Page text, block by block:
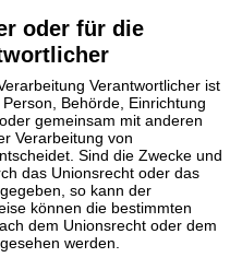
oder für die
Verantwortlicher ist
Behörde, Einrichtung
gemeinsam mit anderen
Verarbeitung von
Sind die Zwecke und
das Unionsrecht oder das
so kann der
können die bestimmten
dem Unionsrecht oder dem
werden.